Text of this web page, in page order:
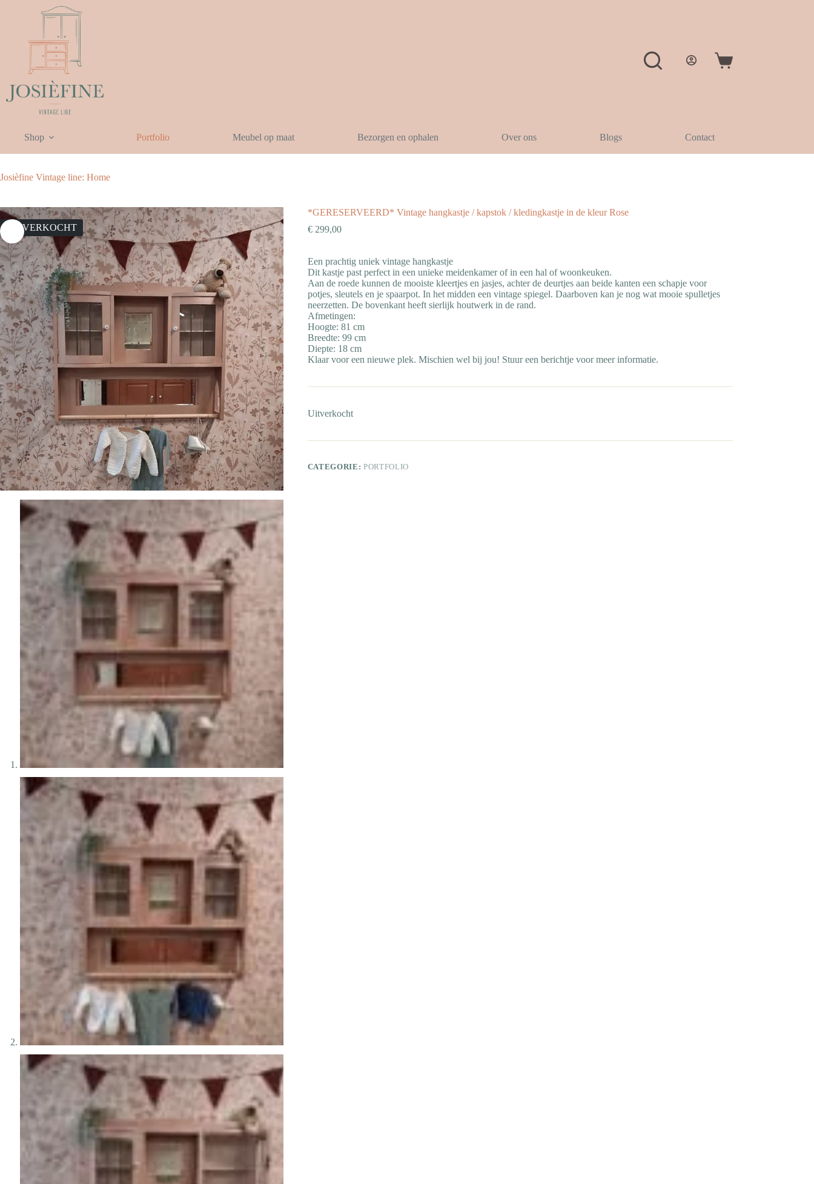
Winkelwagen
Shop Portfolio Meubel op maat Bezorgen en ophalen Over ons Blogs Contact
Josièfine Vintage line: Home
UITVERKOCHT
*GERESERVEERD* Vintage hangkastje / kapstok / kledingkastje in de kleur Rose
€299,00
Een prachtig uniek vintage hangkastje
Dit kastje past perfect in een unieke meidenkamer of in een hal of woonkeuken.
Aan de roede kunnen de mooiste kleertjes en jasjes, achter de deurtjes aan beide kanten een schapje voor
potjes, sleutels en je spaarpot. In het midden een vintage spiegel. Daarboven kan je nog wat mooie spulletjes
neerzetten. De bovenkant heeft sierlijk houtwerk in de rand.
Afmetingen:
Hoogte: 81 cm
Breedte: 99 cm
Diepte: 18 cm
Klaar voor een nieuwe plek. Mischien wel bij jou! Stuur een berichtje voor meer informatie.
Uitverkocht
CATEGORIE: PORTFOLIO